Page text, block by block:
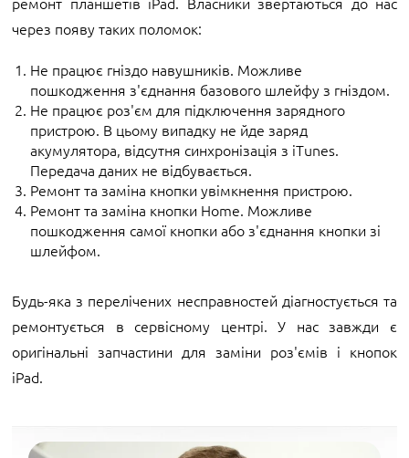
через появу таких поломок:
Не працює гніздо навушників. Можливе
пошкодження з'єднання базового шлейфу з гніздом.
Не працює роз'єм для підключення зарядного
пристрою. В цьому випадку не йде заряд
акумулятора, відсутня синхронізація з iTunes.
Передача даних не відбувається.
Ремонт та заміна кнопки увімкнення пристрою.
Ремонт та заміна кнопки Home. Можливе
пошкодження самої кнопки або з'єднання кнопки зі
шлейфом.
Будь-яка з перелічених несправностей діагностується та
ремонтується в сервісному центрі. У нас завжди є
оригінальні запчастини для заміни роз'ємів і кнопок
iPad.